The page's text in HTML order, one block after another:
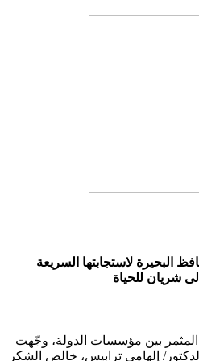
البحيرة لاستجابتها السريعة
شريان للحياة
بين مؤسسات الدولة، وجّهت
إلهامي ترابيس، خالص الشكر